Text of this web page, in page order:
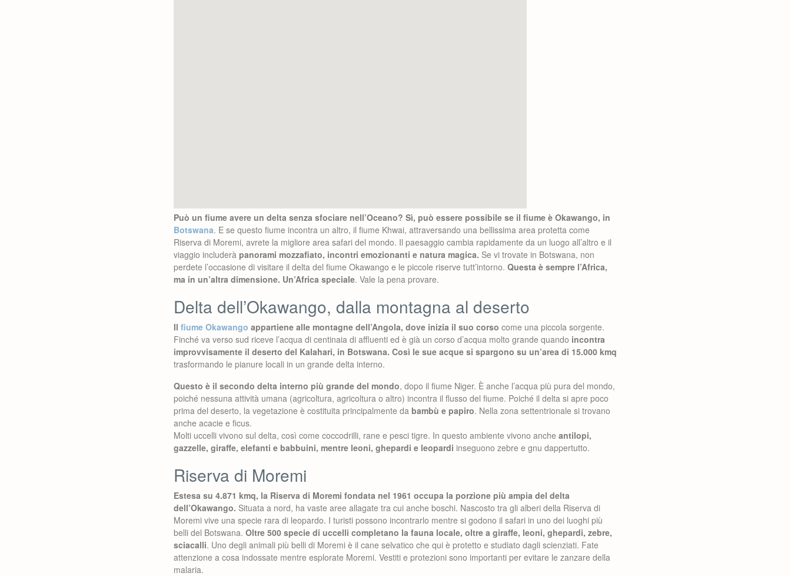
Può un fiume avere un delta senza sfociare nell’Oceano? Sì, può essere possibile se il fiume è Okawango, in
Botswana. E se questo fiume incontra un altro, il fiume Khwai, attraversando una bellissima area protetta come
Riserva di Moremi, avrete la migliore area safari del mondo. Il paesaggio cambia rapidamente da un luogo all’altro e il
viaggio includerà panorami mozzafiato, incontri emozionanti e natura magica. Se vi trovate in Botswana, non
perdete l’occasione di visitare il delta del fiume Okawango e le piccole riserve tutt’intorno. Questa è sempre l’Africa,
ma in un’altra dimensione. Un’Africa speciale. Vale la pena provare.
Delta dell’Okawango, dalla montagna al deserto
Il fiume Okawango appartiene alle montagne dell’Angola, dove inizia il suo corso come una piccola sorgente.
Finché va verso sud riceve l’acqua di centinaia di affluenti ed è già un corso d’acqua molto grande quando incontra
improvvisamente il deserto del Kalahari, in Botswana. Così le sue acque si spargono su un’area di 15.000 kmq
trasformando le pianure locali in un grande delta interno.
Questo è il secondo delta interno più grande del mondo, dopo il fiume Niger. È anche l’acqua più pura del mondo,
poiché nessuna attività umana (agricoltura, agricoltura o altro) incontra il flusso del fiume. Poiché il delta si apre poco
prima del deserto, la vegetazione è costituita principalmente da bambù e papiro. Nella zona settentrionale si trovano
anche acacie e ficus.
Molti uccelli vivono sul delta, così come coccodrilli, rane e pesci tigre. In questo ambiente vivono anche antilopi,
gazzelle, giraffe, elefanti e babbuini, mentre leoni, ghepardi e leopardi inseguono zebre e gnu dappertutto.
Riserva di Moremi
Estesa su 4.871 kmq, la Riserva di Moremi fondata nel 1961 occupa la porzione più ampia del delta
dell’Okawango. Situata a nord, ha vaste aree allagate tra cui anche boschi. Nascosto tra gli alberi della Riserva di
Moremi vive una specie rara di leopardo. I turisti possono incontrarlo mentre si godono il safari in uno dei luoghi più
belli del Botswana. Oltre 500 specie di uccelli completano la fauna locale, oltre a giraffe, leoni, ghepardi, zebre,
sciacalli. Uno degli animali più belli di Moremi è il cane selvatico che qui è protetto e studiato dagli scienziati. Fate
attenzione a cosa indossate mentre esplorate Moremi. Vestiti e protezioni sono importanti per evitare le zanzare della
malaria.